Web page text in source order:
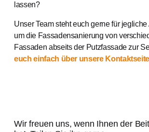
lassen?
Unser Team steht euch gerne für jegliche
um die Fassadensanierung von
Fassaden abseits der Putzfassade zur
euch einfach über unsere
Wir freuen uns, wenn Ihnen der